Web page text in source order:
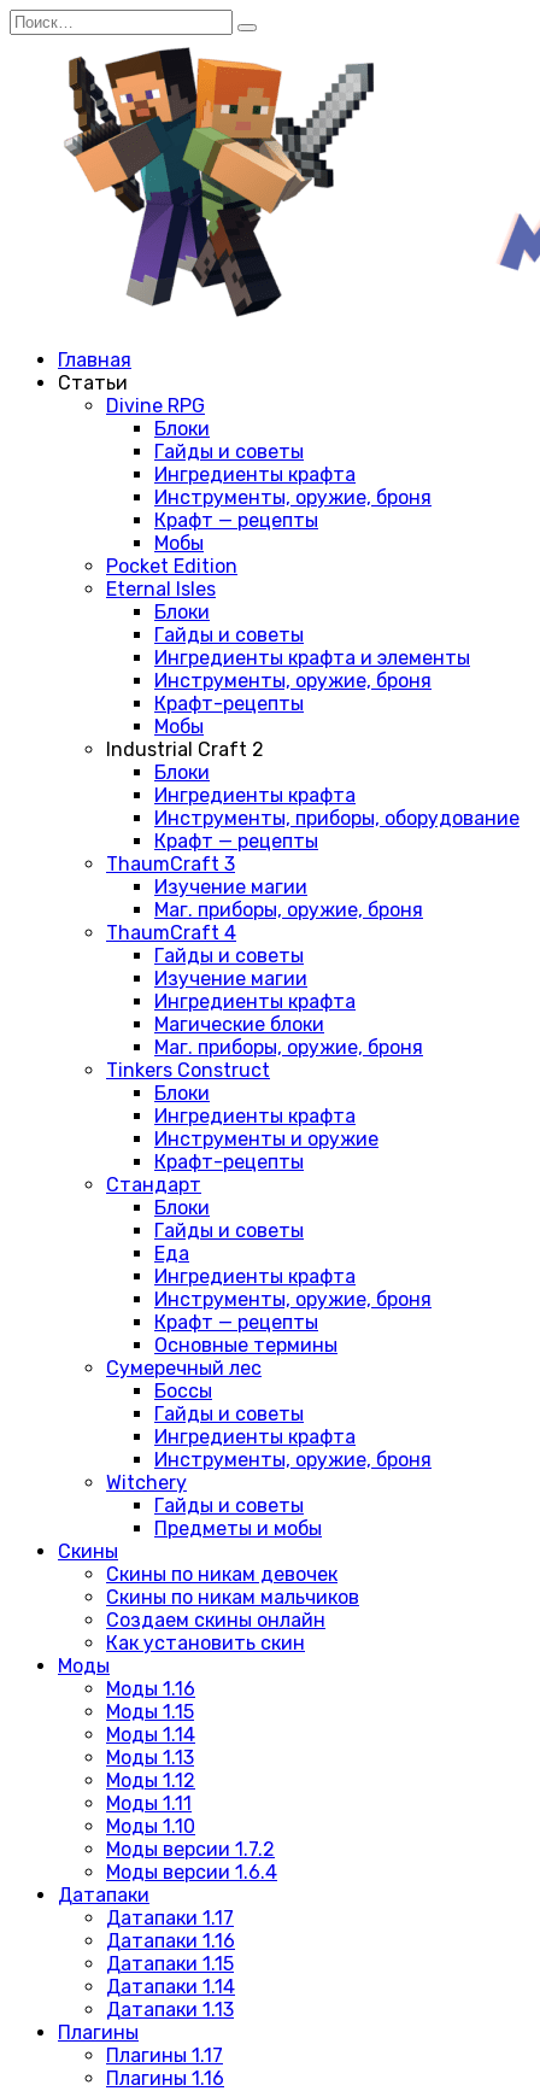
Перейти
к
содержанию
Search
for:
Главная
Статьи
Divine RPG
Блоки
Гайды и советы
Ингредиенты крафта
Инструменты, оружие, броня
Крафт — рецепты
Мобы
Pocket Edition
Eternal Isles
Блоки
Гайды и советы
Ингредиенты крафта и элементы
Инструменты, оружие, броня
Крафт-рецепты
Мобы
Industrial Craft 2
Блоки
Ингредиенты крафта
Инструменты, приборы, оборудование
Крафт — рецепты
ThaumCraft 3
Изучение магии
Маг. приборы, оружие, броня
ThaumCraft 4
Гайды и советы
Изучение магии
Ингредиенты крафта
Магические блоки
Маг. приборы, оружие, броня
Tinkers Construct
Блоки
Ингредиенты крафта
Инструменты и оружие
Крафт-рецепты
Стандарт
Блоки
Гайды и советы
Еда
Ингредиенты крафта
Инструменты, оружие, броня
Крафт — рецепты
Основные термины
Сумеречный лес
Боссы
Гайды и советы
Ингредиенты крафта
Инструменты, оружие, броня
Witchery
Гайды и советы
Предметы и мобы
Скины
Скины по никам девочек
Скины по никам мальчиков
Создаем скины онлайн
Как установить скин
Моды
Моды 1.16
Моды 1.15
Моды 1.14
Моды 1.13
Моды 1.12
Моды 1.11
Моды 1.10
Моды версии 1.7.2
Моды версии 1.6.4
Датапаки
Датапаки 1.17
Датапаки 1.16
Датапаки 1.15
Датапаки 1.14
Датапаки 1.13
Плагины
Плагины 1.17
Плагины 1.16